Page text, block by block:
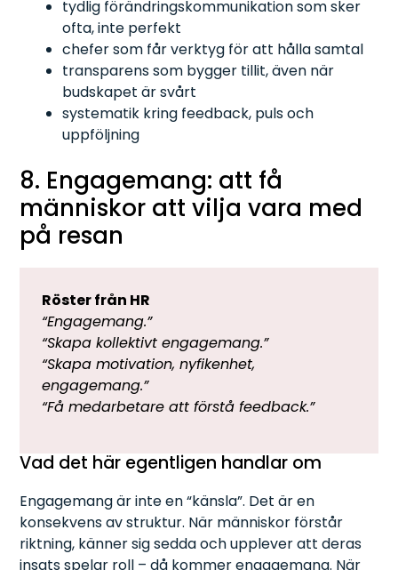
tydlig förändringskommunikation som sker
ofta, inte perfekt
chefer som får verktyg för att hålla samtal
transparens som bygger tillit, även när
budskapet är svårt
systematik kring feedback, puls och
uppföljning
8. Engagemang: att få
människor att vilja vara med
på resan
Röster från HR
“Engagemang.”
“Skapa kollektivt engagemang.”
“Skapa motivation, nyfikenhet,
engagemang.”
“Få medarbetare att förstå feedback.”
Vad det här egentligen handlar om
Engagemang är inte en “känsla”. Det är en
konsekvens av struktur. När människor förstår
riktning, känner sig sedda och upplever att deras
insats spelar roll – då kommer engagemang. När